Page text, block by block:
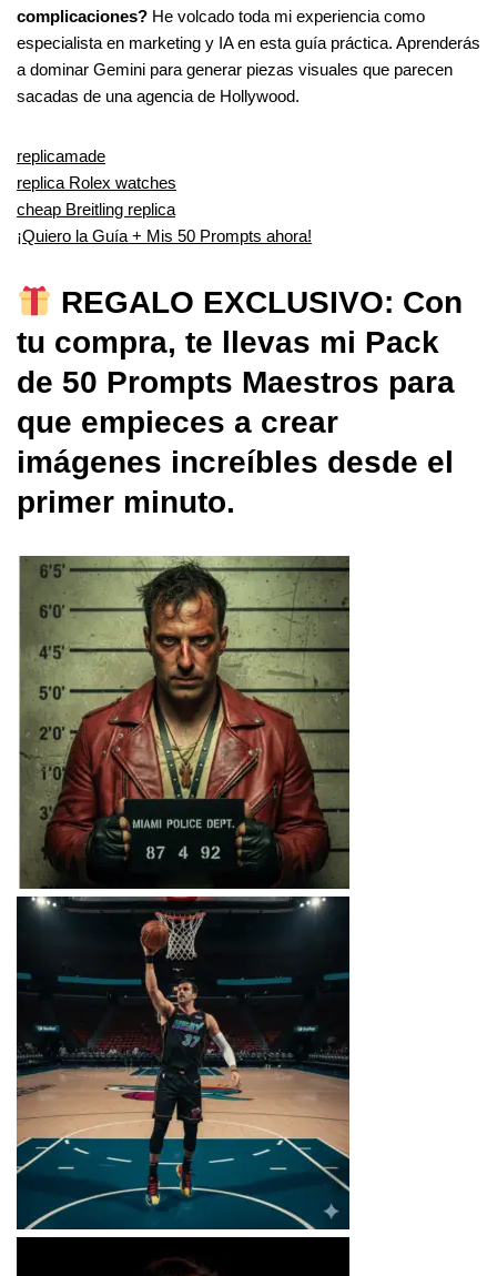
complicaciones? He volcado toda mi experiencia como
especialista en marketing y IA en esta guía práctica. Aprenderás
a dominar Gemini para generar piezas visuales que parecen
sacadas de una agencia de Hollywood.
replicamade
replica Rolex watches
cheap Breitling replica
¡Quiero la Guía + Mis 50 Prompts ahora!
REGALO EXCLUSIVO: Con
tu compra, te llevas mi Pack
de 50 Prompts Maestros para
que empieces a crear
imágenes increíbles desde el
primer minuto.